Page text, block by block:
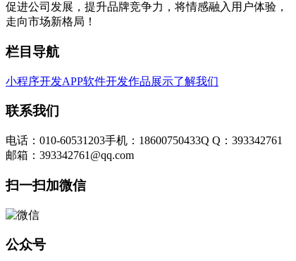
促进公司发展，提升品牌竞争力，将情感融入用户体验，
走向市场新格局！
栏目导航
小程序开发APP软件开发作品展示了解我们
联系我们
电话：010-60531203手机：18600750433Q Q：393342761
邮箱：393342761@qq.com
扫一扫加微信
公众号